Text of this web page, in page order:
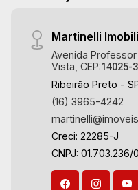
Martinelli
Avenida
Vista, CEP:14025-
Ribeirão Preto -
(16) 3965-4242
Creci: 22285-J
CNPJ: 01.703.236/